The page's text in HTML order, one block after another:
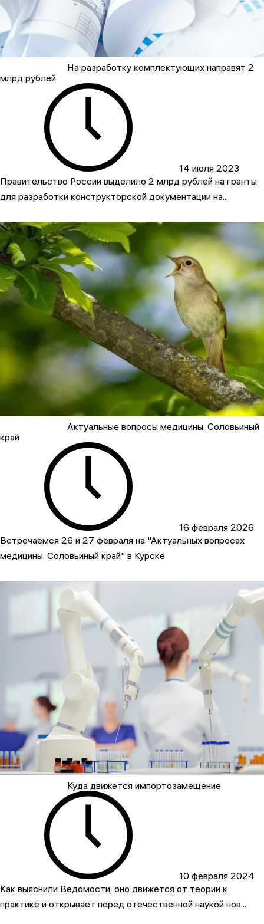
На разработку комплектующих направят 2
млрд рублей
14 июля 2023
Правительство России выделило 2 млрд рублей на гранты
для разработки конструкторской документации на...
Актуальные вопросы медицины. Соловьиный
край
16 февраля 2026
Встречаемся 26 и 27 февраля на "Актуальных вопросах
медицины. Соловьиный край" в Курске
Куда движется импортозамещение
10 февраля 2024
Как выяснили Ведомости, оно движется от теории к
практике и открывает перед отечественной наукой нов...